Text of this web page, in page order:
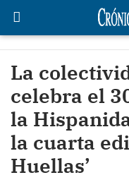
La
celebra el
la
la cuarta
Huellas’